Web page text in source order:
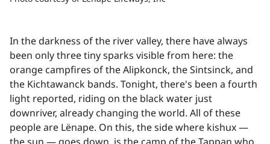
In the darkness of the river valley, there have always
been only three tiny sparks visible from here: the
orange campfires of the Alipkonck, the Sintsinck, and
the Kichtawanck bands. Tonight, there's been a fourth
light reported, riding on the black water just
downriver, already changing the world. All of these
people are Lënape. On this, the side where kishux —